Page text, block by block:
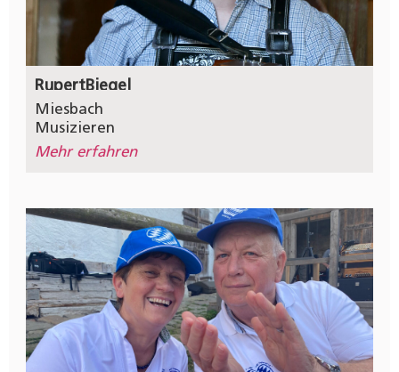
RupertBiegel
Miesbach
Musizieren
Mehr erfahren